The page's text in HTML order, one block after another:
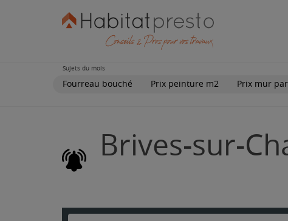
Sujets du mois
Fourreau bouché Prix peinture m2 Prix mur
Brives-sur-